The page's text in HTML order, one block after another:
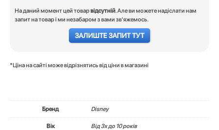
На даний момент цей товарвідсутній. Але ви можете надіслати нам
запит на товар і ми незабаром з вами зв'яжемось.
ЗАЛИШТЕ ЗАПИТ ТУТ
*Ціна на сайті може відрізнятись від ціни в магазині
Бренд Disney
Вік Вiд 3х до 10 років